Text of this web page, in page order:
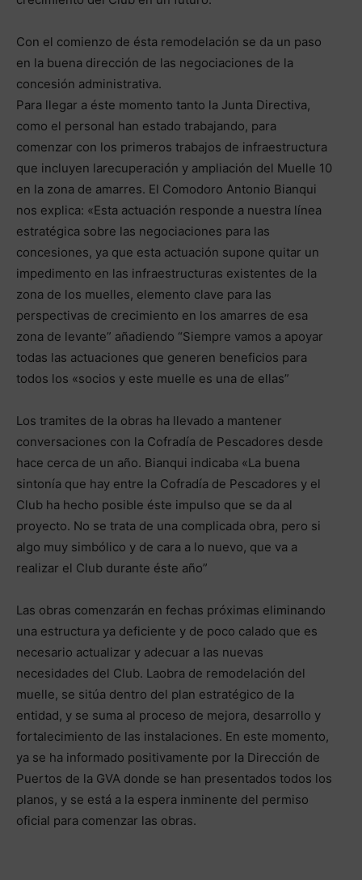
Con el comienzo de ésta remodelación se da un paso
en la buena dirección de las negociaciones de la
concesión administrativa.
Para llegar a éste momento tanto la Junta Directiva,
como el personal han estado trabajando, para
comenzar con los primeros trabajos de infraestructura
que incluyen larecuperación y ampliación del Muelle 10
en la zona de amarres. El Comodoro Antonio Bianqui
nos explica: «Esta actuación responde a nuestra línea
estratégica sobre las negociaciones para las
concesiones, ya que esta actuación supone quitar un
impedimento en las infraestructuras existentes de la
zona de los muelles, elemento clave para las
perspectivas de crecimiento en los amarres de esa
zona de levante” añadiendo “Siempre vamos a apoyar
todas las actuaciones que generen beneficios para
todos los «socios y este muelle es una de ellas”
Los tramites de la obras ha llevado a mantener
conversaciones con la Cofradía de Pescadores desde
hace cerca de un año. Bianqui indicaba «La buena
sintonía que hay entre la Cofradía de Pescadores y el
Club ha hecho posible éste impulso que se da al
proyecto. No se trata de una complicada obra, pero si
algo muy simbólico y de cara a lo nuevo, que va a
realizar el Club durante éste año”
Las obras comenzarán en fechas próximas eliminando
una estructura ya deficiente y de poco calado que es
necesario actualizar y adecuar a las nuevas
necesidades del Club. Laobra de remodelación del
muelle, se sitúa dentro del plan estratégico de la
entidad, y se suma al proceso de mejora, desarrollo y
fortalecimiento de las instalaciones. En este momento,
ya se ha informado positivamente por la Dirección de
Puertos de la GVA donde se han presentados todos los
planos, y se está a la espera inminente del permiso
oficial para comenzar las obras.